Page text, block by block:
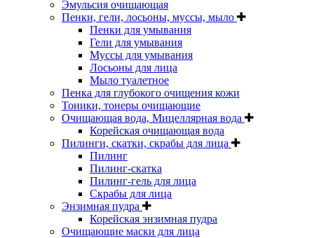
Эмульсия очищающая
Пенки, гели, лосьоны, муссы, мыло
Пенки для умывания
Гели для умывания
Муссы для умывания
Лосьоны для лица
Мыло туалетное
Пенка для глубокого очищения кожи
Тоники, тонеры очищающие
Очищающая вода, Мицеллярная вода
Корейская очищающая вода
Пилинги, скатки, скрабы для лица
Пилинг
Пилинг-скатка
Пилинг-гель для лица
Скрабы для лица
Энзимная пудра
Корейская энзимная пудра
Очищающие маски для лица